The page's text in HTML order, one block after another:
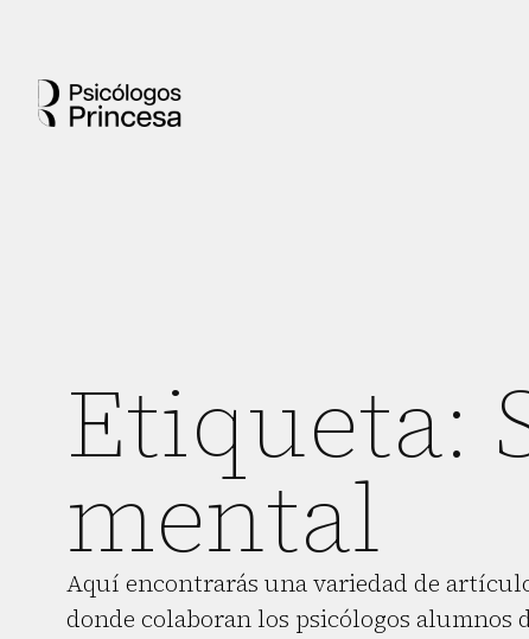
Etiqueta:
mental
Aquí encontrarás una variedad de
donde colaboran los psicólogos alumnos